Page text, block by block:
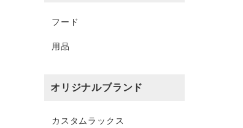
フード
用品
オリジナルブランド
カスタムラックス